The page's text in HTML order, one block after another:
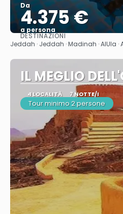
Da
4.375 €
a persona
DESTINAZIONI
Jeddah · Jeddah · Madinah · AlUla ·
IL MEGLIO
4 LOCALITÀ 7 NOTTE/I
Tour minimo 2 persone